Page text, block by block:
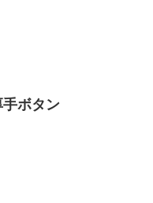
ボタン